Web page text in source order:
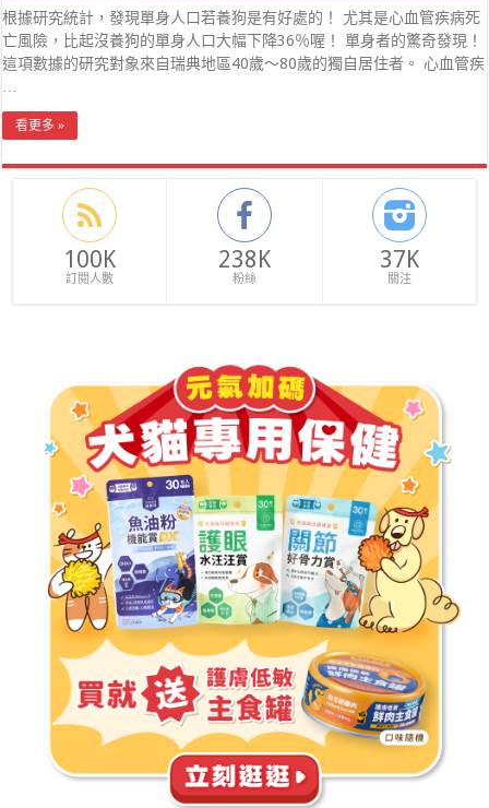
根據研究統計，發現單身人口若養狗是有好處的！ 尤其是心血管疾病死
亡風險，比起沒養狗的單身人口大幅下降36％喔！ 單身者的驚奇發現！
這項數據的研究對象來自瑞典地區40歲～80歲的獨自居住者。 心血管疾
看更多 »
100K
訂閱人數
238K
粉絲
37K
關注